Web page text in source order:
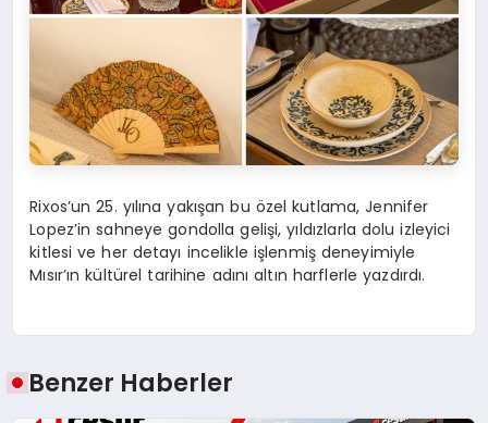
Rixos’un 25. yılına yakışan bu özel kutlama, Jennifer
Lopez’in sahneye gondolla gelişi, yıldızlarla dolu izleyici
kitlesi ve her detayı incelikle işlenmiş deneyimiyle
Mısır’ın kültürel tarihine adını altın harflerle yazdırdı.
Benzer Haberler